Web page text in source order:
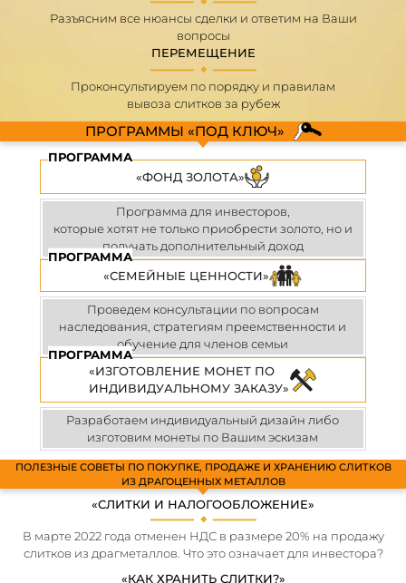
Разъясним все нюансы сделки и ответим на Ваши
вопросы
ПЕРЕМЕЩЕНИЕ
Проконсультируем по порядку и правилам
вывоза слитков за рубеж
ПРОГРАММЫ «ПОД КЛЮЧ»
ПРОГРАММА
«ФОНД ЗОЛОТА»
Программа для инвесторов,
которые хотят не только приобрести золото, но и
получать дополнительный доход
ПРОГРАММА
«СЕМЕЙНЫЕ ЦЕННОСТИ»
Проведем консультации по вопросам
наследования, стратегиям преемственности и
обучение для членов семьи
ПРОГРАММА
«ИЗГОТОВЛЕНИЕ МОНЕТ ПО
ИНДИВИДУАЛЬНОМУ ЗАКАЗУ»
Разработаем индивидуальный дизайн либо
изготовим монеты по Вашим эскизам
ПОЛЕЗНЫЕ СОВЕТЫ ПО ПОКУПКЕ, ПРОДАЖЕ И ХРАНЕНИЮ СЛИТКОВ
ИЗ ДРАГОЦЕННЫХ МЕТАЛЛОВ
«СЛИТКИ И НАЛОГООБЛОЖЕНИЕ»
В марте 2022 года отменен НДС в размере 20% на продажу
слитков из драгметаллов. Что это означает для инвестора?
«КАК ХРАНИТЬ СЛИТКИ?»